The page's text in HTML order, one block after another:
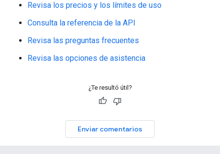
Revisa los precios y los límites de uso
Consulta la referencia de la API
Revisa las preguntas frecuentes
Revisa las opciones de asistencia
¿Te resultó útil?
Enviar comentarios